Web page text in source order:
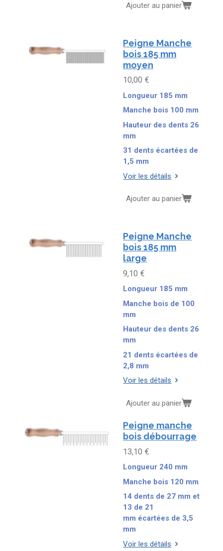
Ajouter au panier
Peigne Manche
bois 185 mm
moyen
10,00 €
Longueur 185 mm
Manche bois 100 mm
Hauteur des dents 26
mm
31 dents écartées de
1,5 mm
Voir les détails
Ajouter au panier
Peigne Manche
bois 185 mm
large
9,10 €
Longueur 185 mm
Manche bois de 100
mm
Hauteur des dents 26
mm
21 dents écartées de
2,8 mm
Voir les détails
Ajouter au panier
Peigne manche
bois débourrage
13,10 €
Longueur 240 mm
Manche bois 120 mm
14 dents de 27 mm et
13 de 21
mm écartées de 3,5
mm
Voir les détails